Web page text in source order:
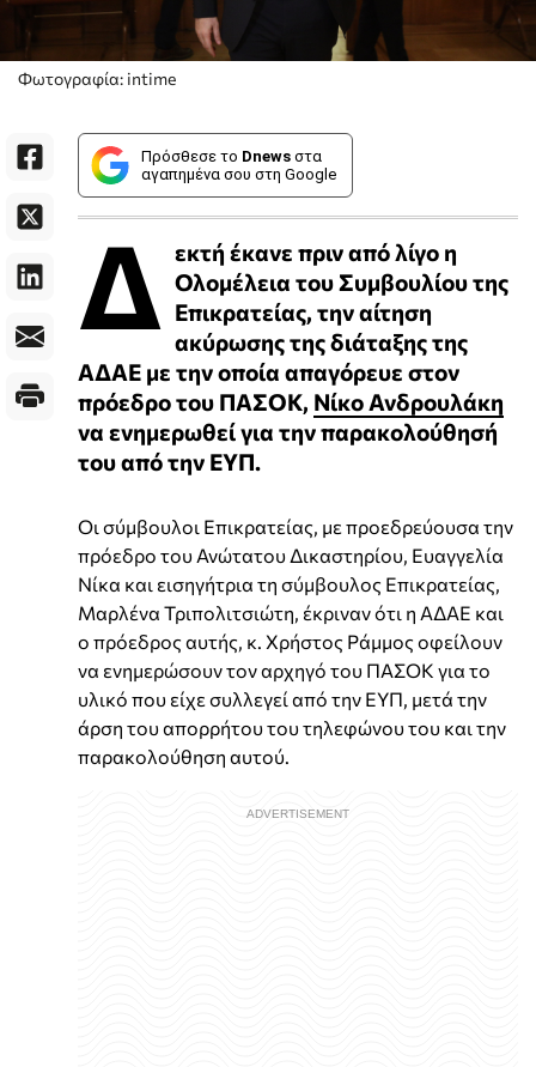
Φωτογραφία: intime
Πρόσθεσε το Dnews στα
αγαπημένα σου στη Google
Δ εκτή έκανε πριν από λίγο η
Ολομέλεια του Συμβουλίου της
Επικρατείας, την αίτηση
ακύρωσης της διάταξης της
ΑΔΑΕ με την οποία απαγόρευε στον
πρόεδρο του ΠΑΣΟΚ, Νίκο Ανδρουλάκη
να ενημερωθεί για την παρακολούθησή
του από την ΕΥΠ.
Οι σύμβουλοι Επικρατείας, με προεδρεύουσα την
πρόεδρο του Ανώτατου Δικαστηρίου, Ευαγγελία
Νίκα και εισηγήτρια τη σύμβουλος Επικρατείας,
Μαρλένα Τριπολιτσιώτη, έκριναν ότι η ΑΔΑΕ και
ο πρόεδρος αυτής, κ. Χρήστος Ράμμος οφείλουν
να ενημερώσουν τον αρχηγό του ΠΑΣΟΚ για το
υλικό που είχε συλλεγεί από την ΕΥΠ, μετά την
άρση του απορρήτου του τηλεφώνου του και την
παρακολούθηση αυτού.